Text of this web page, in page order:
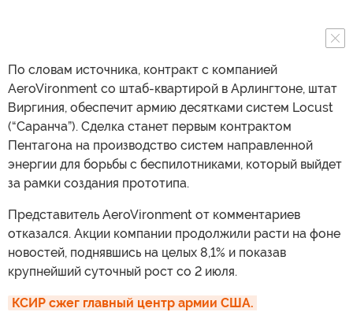
По словам источника, контракт с компанией
AeroVironment со штаб-квартирой в Арлингтоне, штат
Виргиния, обеспечит армию десятками систем Locust
(“Саранча”). Сделка станет первым контрактом
Пентагона на производство систем направленной
энергии для борьбы с беспилотниками, который выйдет
за рамки создания прототипа.
Представитель AeroVironment от комментариев
отказался. Акции компании продолжили расти на фоне
новостей, поднявшись на целых 8,1% и показав
крупнейший суточный рост со 2 июля.
КСИР сжег главный центр армии США.